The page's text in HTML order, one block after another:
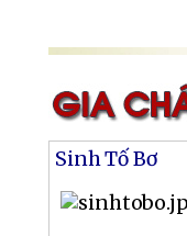
Sinh Tố Bơ